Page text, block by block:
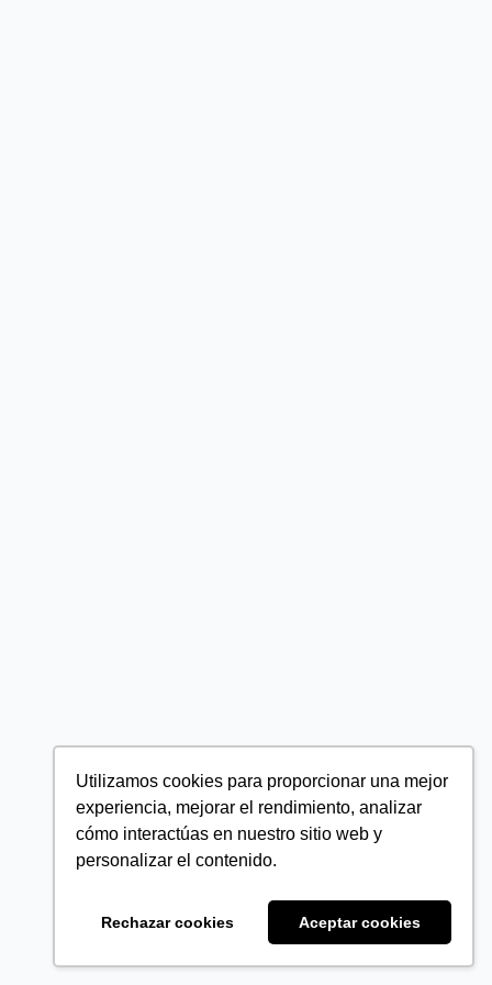
Utilizamos cookies para proporcionar una mejor
experiencia, mejorar el rendimiento, analizar
cómo interactúas en nuestro sitio web y
personalizar el contenido.
Rechazar cookies Aceptar cookies